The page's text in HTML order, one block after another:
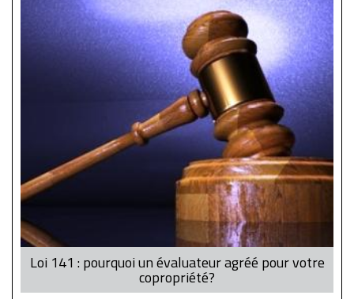
Loi 141 : pourquoi un évaluateur agréé pour votre
copropriété?